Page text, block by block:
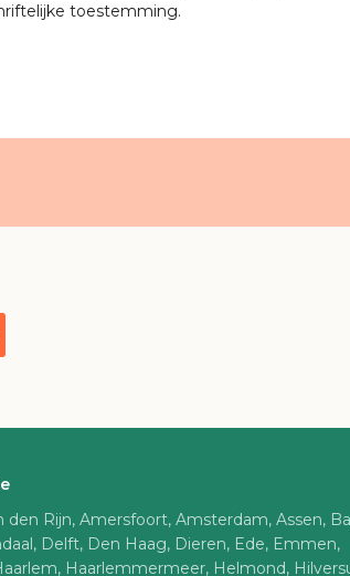
toestemming.
den Rijn, Amersfoort, Amsterdam, Assen,
Delft, Den Haag, Dieren, Ede, Emmen,
Haarlemmermeer, Helmond,